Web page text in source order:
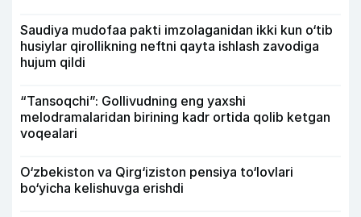
Saudiya mudofaa pakti imzolaganidan ikki kun o‘tib
husiylar qirollikning neftni qayta ishlash zavodiga
hujum qildi
“Tansoqchi”: Gollivudning eng yaxshi
melodramalaridan birining kadr ortida qolib ketgan
voqealari
O‘zbekiston va Qirg‘iziston pensiya to‘lovlari
bo‘yicha kelishuvga erishdi